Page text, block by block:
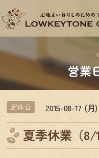
営業
定休日 2015-08-17 (
夏季休業（8/